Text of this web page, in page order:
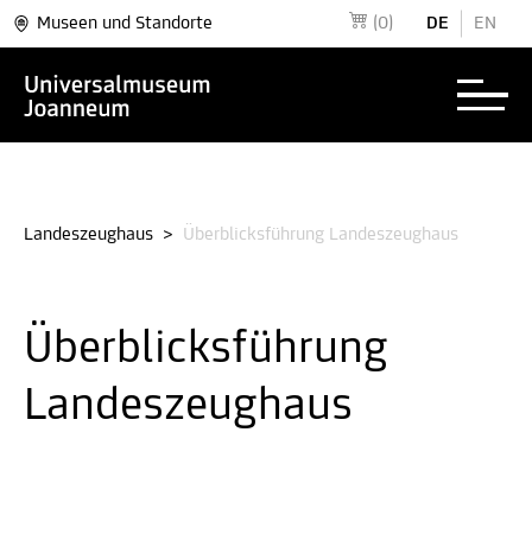
Museen und Standorte (0) DE EN
Landeszeughaus > Überblicksführung Landeszeughaus
Überblicksführung
Landeszeughaus